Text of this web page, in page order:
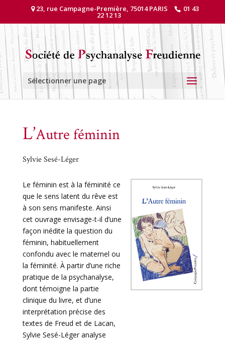
23, rue Campagne-Première, 75014 PARIS 01 43
22 12 13
Sélectionner une page
L’Autre féminin
Sylvie Sesé-Léger
Le féminin est à la féminité ce
que le sens latent du rêve est
à son sens manifeste. Ainsi
cet ouvrage envisage-t-il d’une
façon inédite la question du
féminin, habituellement
confondu avec le maternel ou
la féminité. À partir d’une riche
pratique de la psychanalyse,
dont témoigne la partie
clinique du livre, et d’une
interprétation précise des
textes de Freud et de Lacan,
Sylvie Sesé-Léger analyse